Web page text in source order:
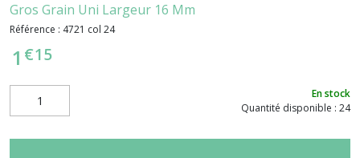
Gros Grain Uni Largeur 16 Mm
Référence : 4721 col 24
1 €15
En stock
Quantité disponible : 24